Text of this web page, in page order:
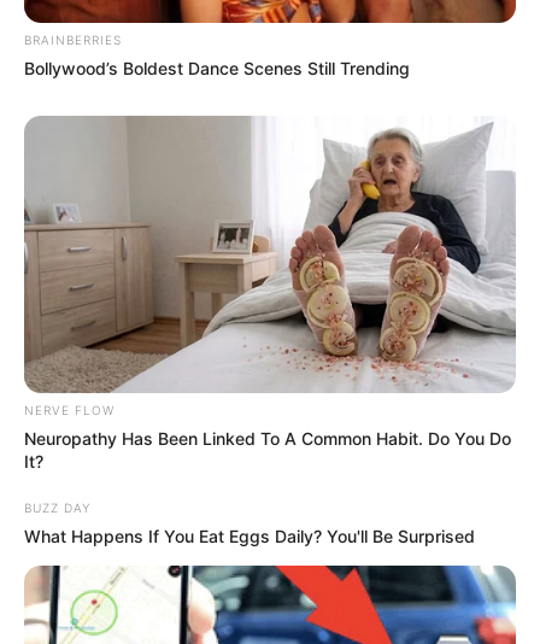
BRAINBERRIES
Bollywood’s Boldest Dance Scenes Still Trending
NERVE FLOW
Neuropathy Has Been Linked To A Common Habit. Do You Do
It?
BUZZ DAY
What Happens If You Eat Eggs Daily? You'll Be Surprised